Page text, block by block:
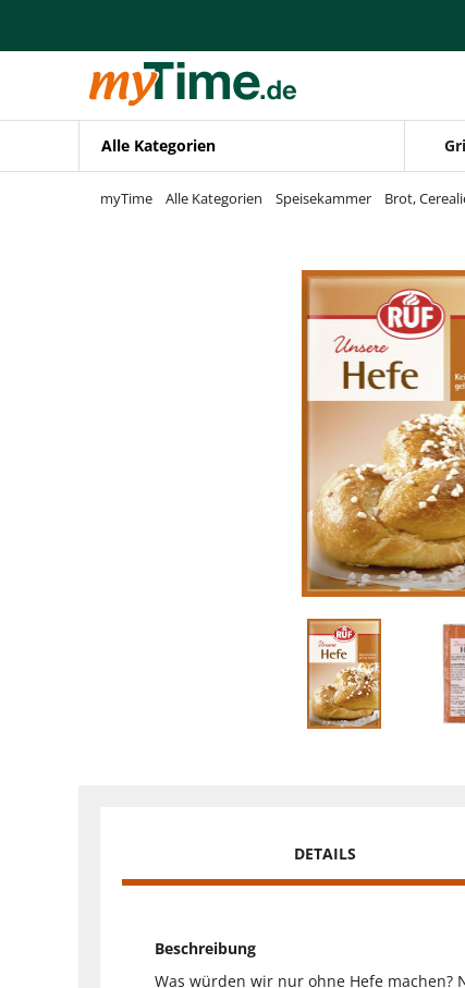
Zur Navigation springen
Zur Suche springen
Alle Kategorien
myTime Alle Kategorien Speisekammer Brot,
DETAILS
Beschreibung
Was würden wir nur ohne Hefe